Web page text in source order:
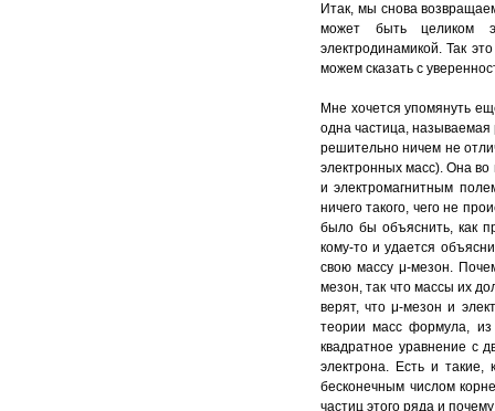
Итак, мы снова
может быть целиком
электродинамикой. Так
можем сказать с
Мне хочется упомянуть
одна частица, называемая
решительно ничем не
электронных масс). Она во
и электромагнитным
ничего такого, чего не
было бы объяснить, как
кому-то и удается
свою массу μ-мезон.
мезон, так что массы их
верят, что μ-мезон и
теории масс формула, из
квадратное уравнение с
электрона. Есть и такие,
бесконечным числом
частиц этого ряда и